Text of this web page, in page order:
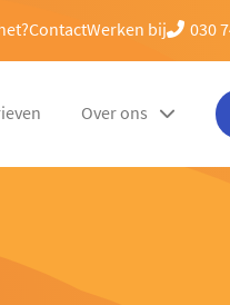
ContactWerken bij 030
Over ons